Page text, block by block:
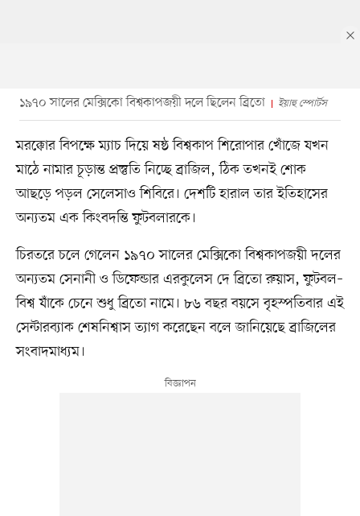
১৯৭০ সালের মেক্সিকো বিশ্বকাপজয়ী দলে ছিলেন ব্রিতো ইয়াহু স্পোর্টস
মরক্কোর বিপক্ষে ম্যাচ দিয়ে ষষ্ঠ বিশ্বকাপ শিরোপার খোঁজে যখন
মাঠে নামার চূড়ান্ত প্রস্তুতি নিচ্ছে ব্রাজিল, ঠিক তখনই শোক
আছড়ে পড়ল সেলেসাও শিবিরে। দেশটি হারাল তার ইতিহাসের
অন্যতম এক কিংবদন্তি ফুটবলারকে।
চিরতরে চলে গেলেন ১৯৭০ সালের মেক্সিকো বিশ্বকাপজয়ী দলের
অন্যতম সেনানী ও ডিফেন্ডার এরকুলেস দে ব্রিতো রুয়াস, ফুটবল–
বিশ্ব যাঁকে চেনে শুধু ব্রিতো নামে। ৮৬ বছর বয়সে বৃহস্পতিবার এই
সেন্টারব্যাক শেষনিশ্বাস ত্যাগ করেছেন বলে জানিয়েছে ব্রাজিলের
সংবাদমাধ্যম।